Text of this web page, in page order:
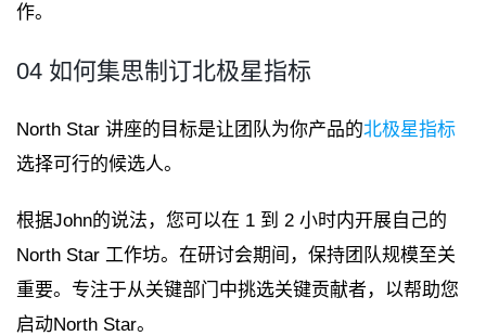
作。
04 如何集思制订北极星指标
North Star 讲座的目标是让团队为你产品的北极星指标
选择可行的候选人。
根据John的说法，您可以在 1 到 2 小时内开展自己的
North Star 工作坊。在研讨会期间，保持团队规模至关
重要。专注于从关键部门中挑选关键贡献者，以帮助您
启动North Star。